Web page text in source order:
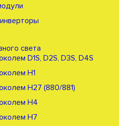
света
D1S, D2S, D3S, D4S
H1
H27 (880/881)
H4
H7